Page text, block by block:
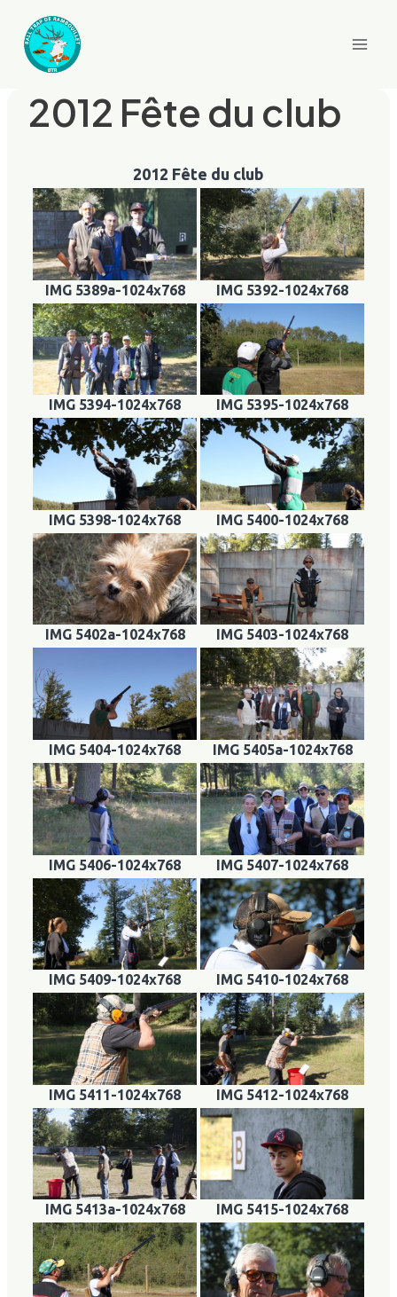
contenu
2012 Fête du club
2012 Fête du club
IMG 5389a-1024x768 IMG 5392-1024x768
IMG 5394-1024x768 IMG 5395-1024x768
IMG 5398-1024x768 IMG 5400-1024x768
IMG 5402a-1024x768 IMG 5403-1024x768
IMG 5404-1024x768 IMG 5405a-1024x768
IMG 5406-1024x768 IMG 5407-1024x768
IMG 5409-1024x768 IMG 5410-1024x768
IMG 5411-1024x768 IMG 5412-1024x768
IMG 5413a-1024x768 IMG 5415-1024x768